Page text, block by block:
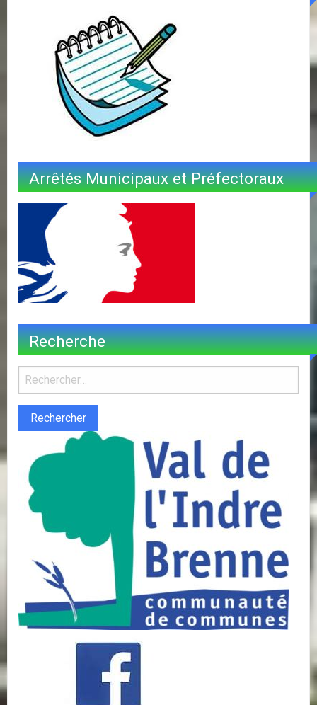
Arrêtés Municipaux et Préfectoraux
Recherche